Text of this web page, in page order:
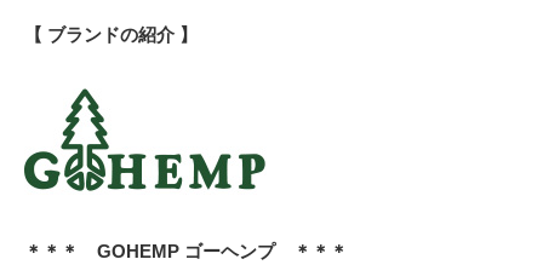
【 ブランドの紹介 】
＊＊＊ GOHEMP ゴーヘンプ ＊＊＊